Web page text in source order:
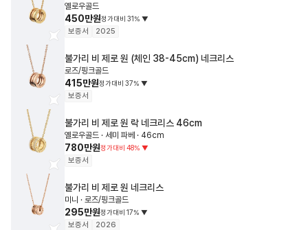
옐로우골드
450만원정가대비 31% ▼
보증서 2025
불가리 비 제로 원 (체인 38-45cm) 네크리스
로즈/핑크골드
415만원정가대비 37% ▼
보증서
불가리 비 제로 원 락 네크리스 46cm
옐로우골드 · 세미 파베 · 46cm
780만원정가대비 48% ▼
보증서
불가리 비 제로 원 네크리스
미니 · 로즈/핑크골드
295만원정가대비 17% ▼
보증서 2026